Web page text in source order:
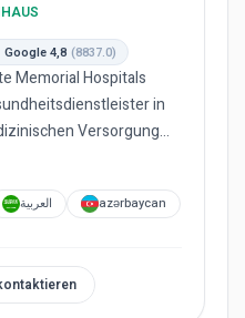
Google 4,8 (8837.0)
Memorial Hospitals
in
Versorgung
العربية
azərbaycan